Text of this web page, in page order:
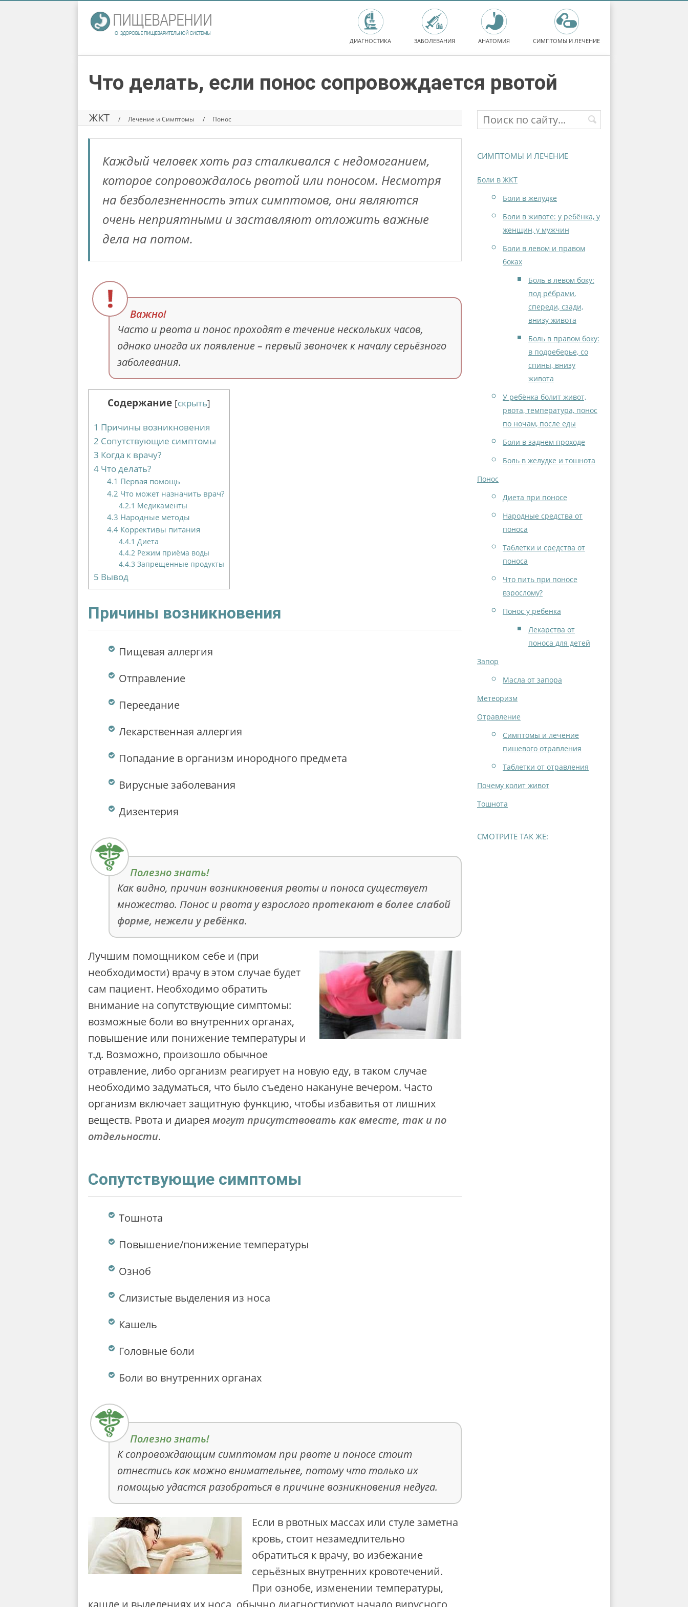
ДИАГНОСТИКА ЗАБОЛЕВАНИЯ АНАТОМИЯ СИМПТОМЫ И ЛЕЧЕНИЕ
Что делать, если понос сопровождается рвотой
ЖКТ Лечение и Симптомы Понос
Каждый человек хоть раз сталкивался с недомоганием,
которое сопровождалось рвотой или поносом. Несмотря
на безболезненность этих симптомов, они являются
очень неприятными и заставляют отложить важные
дела на потом.
Часто и рвота и понос проходят в течение нескольких часов,
однако иногда их появление – первый звоночек к началу серьёзного
заболевания.
Содержание [скрыть]
1 Причины возникновения
2 Сопутствующие симптомы
3 Когда к врачу?
4 Что делать?
4.1 Первая помощь
4.2 Что может назначить врач?
4.2.1 Медикаменты
4.3 Народные методы
4.4Коррективы питания
4.4.1 Диета
4.4.2 Режим приёма воды
4.4.3 Запрещенные продукты
5 Вывод
Причины возникновения
Пищевая аллергия
Отправление
Переедание
Лекарственная аллергия
Попадание в организм инородного предмета
Вирусные заболевания
Дизентерия
Как видно, причин возникновения рвоты и поноса существует
множество. Понос и рвота у взрослогопротекают в более слабой
форме, нежели у ребёнка.
Лучшим помощником себе и (при
необходимости) врачу в этом случае будет
сам пациент. Необходимо обратить
внимание на сопутствующие симптомы:
возможные боли во внутренних органах,
повышение или понижение температуры и
т.д. Возможно, произошло обычное
отравление, либо организм реагирует на новую еду, в таком случае
необходимо задуматься, что было съедено накануне вечером. Часто
организм включает защитную функцию, чтобы избавитья от лишних
веществ. Рвота и диарея могут присутствовать как вместе, так и по
отдельности.
Сопутствующие симптомы
Тошнота
Повышение/понижение температуры
Озноб
Слизистые выделения из носа
Кашель
Головные боли
Боли во внутренних органах
К сопровождающим симптомам при рвоте и поносе стоит
отнестись как можно внимательнее, потому что только их
помощью удастся разобраться в причине возникновения недуга.
Если в рвотных массах или стуле заметна
кровь, стоит незамедлительно
обратиться к врачу, во избежание
серьёзных внутренних кровотечений.
При ознобе, изменении температуры,
СИМПТОМЫ И ЛЕЧЕНИЕ
Боли в ЖКТ
Боли в желудке
Боли в животе: у ребёнка, у
женщин, у мужчин
Боли в левом и правом
боках
Боль в левом боку:
под рёбрами,
спереди, сзади,
внизу живота
Боль в правом боку:
в подреберье, со
спины, внизу
живота
У ребёнка болит живот,
рвота, температура, понос
по ночам, после еды
Боли в заднем проходе
Боль в желудке и тошнота
Понос
Диета при поносе
Народные средства от
поноса
Таблетки и средства от
поноса
Что пить при поносе
взрослому?
Понос у ребенка
Лекарства от
поноса для детей
Запор
Масла от запора
Метеоризм
Отравление
Симптомы и лечение
пишевого отравления
Таблетки от отравления
Почему колит живот
Тошнота
СМОТРИТЕ ТАК ЖЕ: